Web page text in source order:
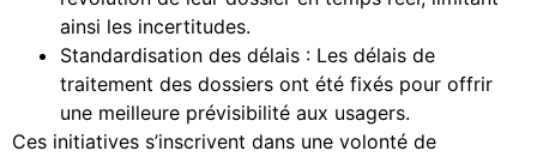
ainsi les incertitudes.
Standardisation des délais : Les délais de
traitement des dossiers ont été fixés pour offrir
une meilleure prévisibilité aux usagers.
Ces initiatives s’inscrivent dans une volonté de